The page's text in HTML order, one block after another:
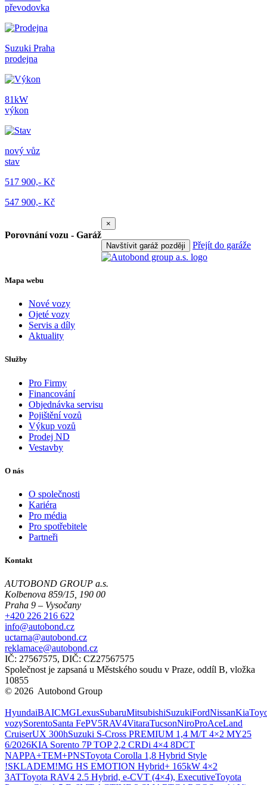
převodovka
Suzuki Praha
prodejna
81kW
výkon
nový vůz
stav
517 900,- Kč
547 900,- Kč
Porovnání vozu - Garáž
×
Navštívit garáž později Přejít do garáže
Mapa webu
Nové vozy
Ojeté vozy
Servis a díly
Aktuality
Služby
Pro Firmy
Financování
Objednávka servisu
Pojištění vozů
Výkup vozů
Prodej ND
Vestavby
O nás
O společnosti
Kariéra
Pro média
Pro spotřebitele
Partneři
Kontakt
AUTOBOND GROUP a.s.
Kolbenova 859/15, 190 00
Praha 9 – Vysočany
+420 226 216 622
info@autobond.cz
uctarna@autobond.cz
reklamace@autobond.cz
IČ: 27567575, DIČ: CZ27567575
Společnost je zapsaná u Městského soudu v Praze, oddíl B, vložka
10855
© 2026 Autobond Group
HyundaiBAICMGLexusSubaruMitsubishiSuzukiFordNissanKia
vozySorentoSanta FePV5RAV4VitaraTucsonNiroProAceLand
CruiserUX 300hSuzuki S-Cross PREMIUM 1,4 M/T 4×2 MY25
6/2026KIA Sorento 7P TOP 2,2 CRDi 4×4 8DCT
NAPPA+TEM+PNSToyota Corolla 1,8 Hybrid Style
!SKLADEM!MG HS EMOTION Hybrid+ 165kW 4×2
3ATToyota RAV4 2.5 Hybrid, e-CVT (4×4), ExecutiveToyota